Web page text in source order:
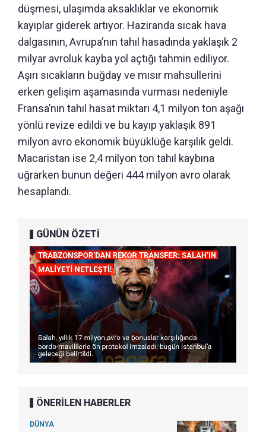
düşmesi, ulaşımda aksaklıklar ve ekonomik
kayıplar giderek artıyor. Haziranda sıcak hava
dalgasının, Avrupa’nın tahıl hasadında yaklaşık 2
milyar avroluk kayba yol açtığı tahmin ediliyor.
Aşırı sıcakların buğday ve mısır mahsullerini
erken gelişim aşamasında vurması nedeniyle
Fransa’nın tahıl hasat miktarı 4,1 milyon ton aşağı
yönlü revize edildi ve bu kayıp yaklaşık 891
milyon avro ekonomik büyüklüğe karşılık geldi.
Macaristan ise 2,4 milyon ton tahıl kaybına
uğrarken bunun değeri 444 milyon avro olarak
hesaplandı.
GÜNÜN ÖZETİ
ÖNERİLEN HABERLER
DÜNYA